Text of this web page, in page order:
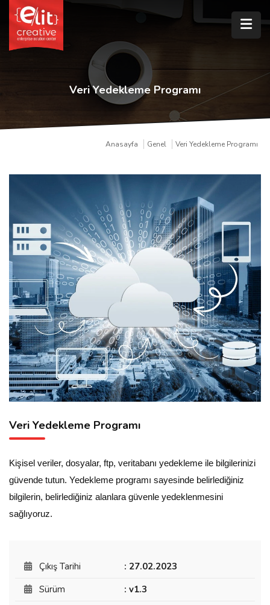
Veri Yedekleme Programı
Anasayfa Genel Veri Yedekleme Programı
Veri Yedekleme Programı
Kişisel veriler, dosyalar, ftp, veritabanı yedekleme ile bilgilerinizi
güvende tutun. Yedekleme programı sayesinde belirlediğiniz
bilgilerin, belirlediğiniz alanlara güvenle yedeklenmesini
sağlıyoruz.
Çıkış Tarihi
: 27.02.2023
Sürüm
: v1.3